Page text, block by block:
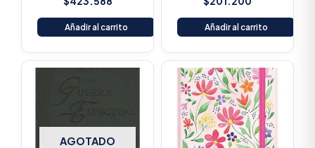
Añadir al carrito Añadir al carrito
AGOTADO
Original
$314.900.
Current
$265.900.
Original
price
was:
$189.200.
Current
price